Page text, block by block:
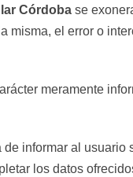
Córdoba se
misma, el error o
meramente
informar al usuario
los datos